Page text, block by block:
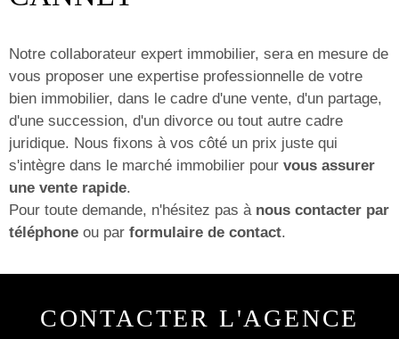
Notre collaborateur expert immobilier, sera en mesure de
vous proposer une expertise professionnelle de votre
bien immobilier, dans le cadre d'une vente, d'un partage,
d'une succession, d'un divorce ou tout autre cadre
juridique. Nous fixons à vos côté un prix juste qui
s'intègre dans le marché immobilier pour vous assurer
une vente rapide.
Pour toute demande, n'hésitez pas à nous contacter par
téléphone ou par formulaire de contact.
CONTACTER L'AGENCE